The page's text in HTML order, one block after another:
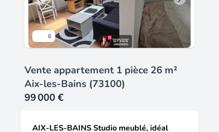
6
Vente appartement 1 pièce 26 m²
Aix-les-Bains (73100)
99 000 €
AIX-LES-BAINS Studio meublé, idéal